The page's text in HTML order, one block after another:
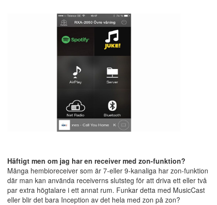
Häftigt men om jag har en receiver med zon-funktion?
Många hembioreceiver som är 7-eller 9-kanaliga har zon-funktion
där man kan använda receiverns slutsteg för att driva ett eller två
par extra högtalare i ett annat rum. Funkar detta med MusicCast
eller blir det bara Inception av det hela med zon på zon?